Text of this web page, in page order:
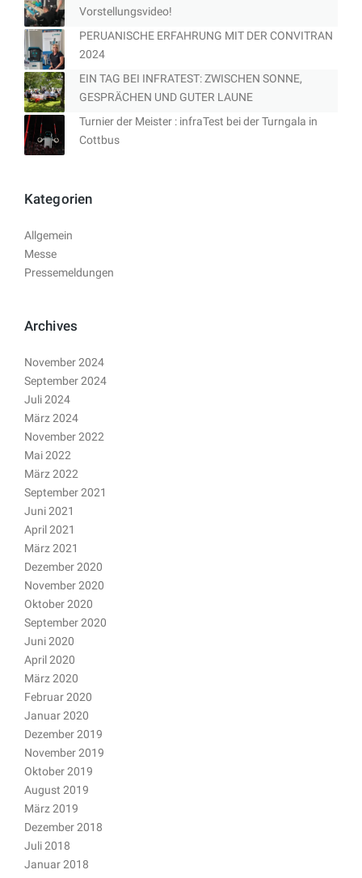
Vorstellungsvideo!
PERUANISCHE ERFAHRUNG MIT DER CONVITRAN
2024
EIN TAG BEI INFRATEST: ZWISCHEN SONNE,
GESPRÄCHEN UND GUTER LAUNE
Turnier der Meister : infraTest bei der Turngala in
Cottbus
Kategorien
Allgemein
Messe
Pressemeldungen
Archives
November 2024
September 2024
Juli 2024
März 2024
November 2022
Mai 2022
März 2022
September 2021
Juni 2021
April 2021
März 2021
Dezember 2020
November 2020
Oktober 2020
September 2020
Juni 2020
April 2020
März 2020
Februar 2020
Januar 2020
Dezember 2019
November 2019
Oktober 2019
August 2019
März 2019
Dezember 2018
Juli 2018
Januar 2018